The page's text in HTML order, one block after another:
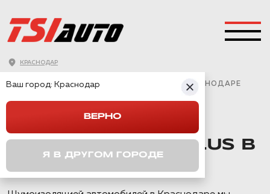
КРАСНОДАР
ШУМОИЗОЛЯЦИЯ CHANGAN CS35 PLUS В КРАСНОДАРЕ
CHANGAN CS35 PLUS В
Ваш город: Краснодар
ВЕРНО
Я В ДРУГОМ ГОРОДЕ